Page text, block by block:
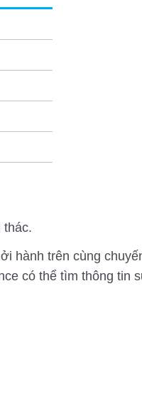
thác.
hành trên cùng
có thể tìm thông tin